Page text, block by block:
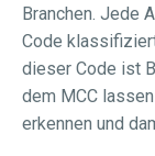
Branchen. Jede
Code
dieser Code ist
dem MCC
erkennen und